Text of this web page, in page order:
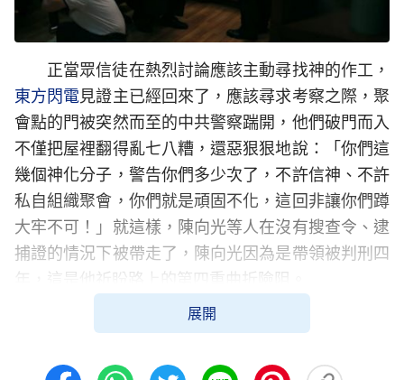
正當眾信徒在熱烈討論應該主動尋找神的作工，
東方閃電見證主已經回來了，應該尋求考察之際，聚
會點的門被突然而至的中共警察踹開，他們破門而入
不僅把屋裡翻得亂七八糟，還惡狠狠地說：「你們這
幾個神化分子，警告你們多少次了，不許信神、不許
私自組織聚會，你們就是頑固不化，這回非讓你們蹲
大牢不可！」就這樣，陳向光等人在沒有搜查令、逮
捕證的情況下被帶走了，陳向光因為是帶領被判刑四
年，這是他祈盼路上的第四重曲折險阻。
中國的基督徒在中共的監獄裡，可想而知會受到
繁重勞動、少得可憐的飯食……陳向光本是文弱書
展開